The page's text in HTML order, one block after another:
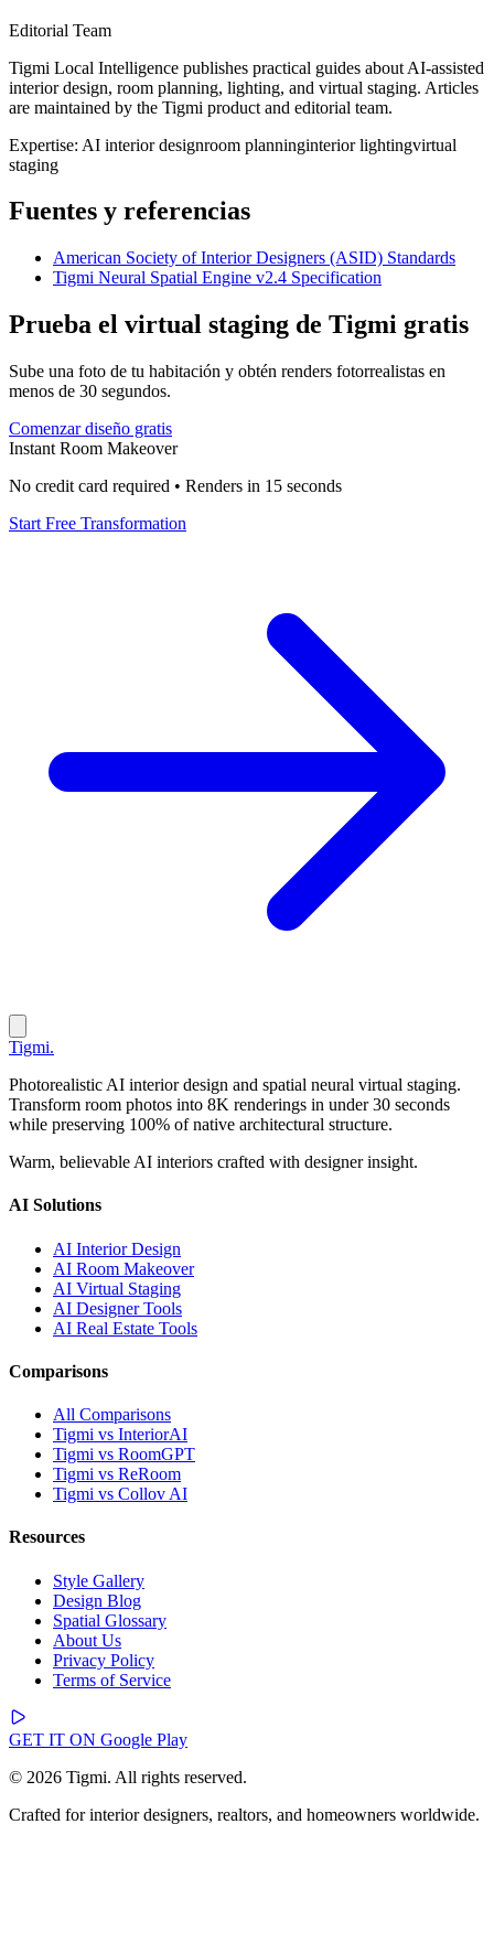
Editorial Team
Tigmi Local Intelligence publishes practical guides about AI-assisted
interior design, room planning, lighting, and virtual staging. Articles
are maintained by the Tigmi product and editorial team.
Expertise: AI interior designroom planninginterior lightingvirtual
staging
Fuentes y referencias
American Society of Interior Designers (ASID) Standards
Tigmi Neural Spatial Engine v2.4 Specification
Prueba el virtual staging de Tigmi gratis
Sube una foto de tu habitación y obtén renders fotorrealistas en
menos de 30 segundos.
Comenzar diseño gratis
Instant Room Makeover
No credit card required • Renders in 15 seconds
Start Free Transformation
Tigmi.
Photorealistic AI interior design and spatial neural virtual staging.
Transform room photos into 8K renderings in under 30 seconds
while preserving 100% of native architectural structure.
Warm, believable AI interiors crafted with designer insight.
AI Solutions
AI Interior Design
AI Room Makeover
AI Virtual Staging
AI Designer Tools
AI Real Estate Tools
Comparisons
All Comparisons
Tigmi vs InteriorAI
Tigmi vs RoomGPT
Tigmi vs ReRoom
Tigmi vs Collov AI
Resources
Style Gallery
Design Blog
Spatial Glossary
About Us
Privacy Policy
Terms of Service
GET IT ON Google Play
© 2026 Tigmi. All rights reserved.
Crafted for interior designers, realtors, and homeowners worldwide.